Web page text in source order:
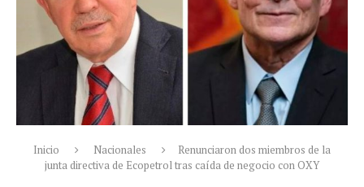
Inicio Nacionales
Renunciaron dos miembros de la
junta directiva de Ecopetrol tras caída de negocio con OXY